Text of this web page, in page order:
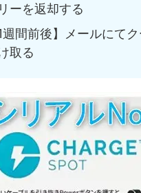
ーを返却する
1週間前後】メールにて
取る